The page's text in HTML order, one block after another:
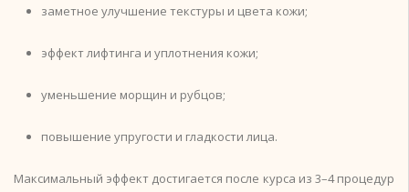
заметное улучшение текстуры и цвета кожи;
эффект лифтинга и уплотнения кожи;
уменьшение морщин и рубцов;
повышение упругости и гладкости лица.
Максимальный эффект достигается после курса из 3–4 процедур